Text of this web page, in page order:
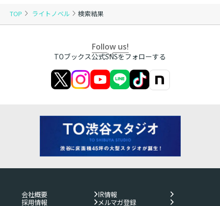
TOP ライトノベル 検索結果
Follow us!
TOブックス公式SNSをフォローする
会社概要
IR情報
採用情報
メルマガ登録